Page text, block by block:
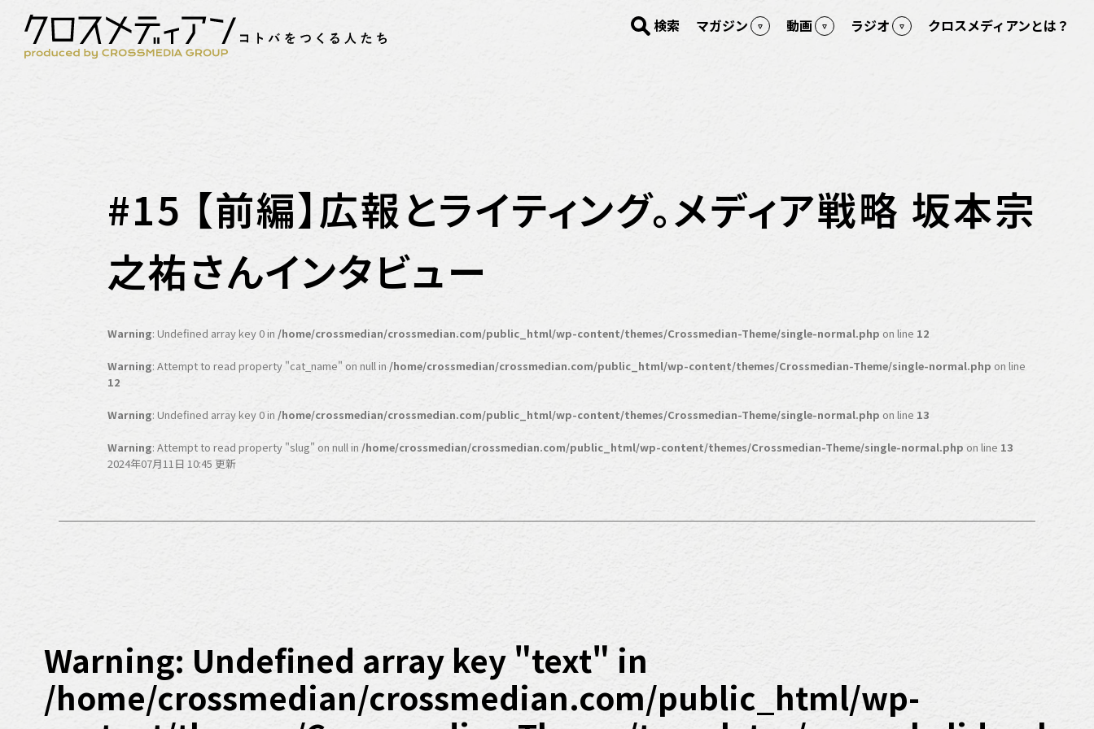
検索 マガジン 動画 ラジオ クロスメディアンとは？
#15 【前編】広報とライティング。メディア戦略 坂本宗
之祐さんインタビュー
Warning: Undefined array key 0 in /home/crossmedian/crossmedian.com/public_html/wp-content/themes/Crossmedian-Theme/single-normal.php on line 12
Warning: Attempt to read property "cat_name" on null in /home/crossmedian/crossmedian.com/public_html/wp-content/themes/Crossmedian-Theme/single-normal.php on line
12
Warning: Undefined array key 0 in /home/crossmedian/crossmedian.com/public_html/wp-content/themes/Crossmedian-Theme/single-normal.php on line 13
Warning: Attempt to read property "slug" on null in /home/crossmedian/crossmedian.com/public_html/wp-content/themes/Crossmedian-Theme/single-normal.php on line 13
2024年07月11日 10:45 更新
Warning: Undefined array key "text" in
/home/crossmedian/crossmedian.com/public_html/wp-